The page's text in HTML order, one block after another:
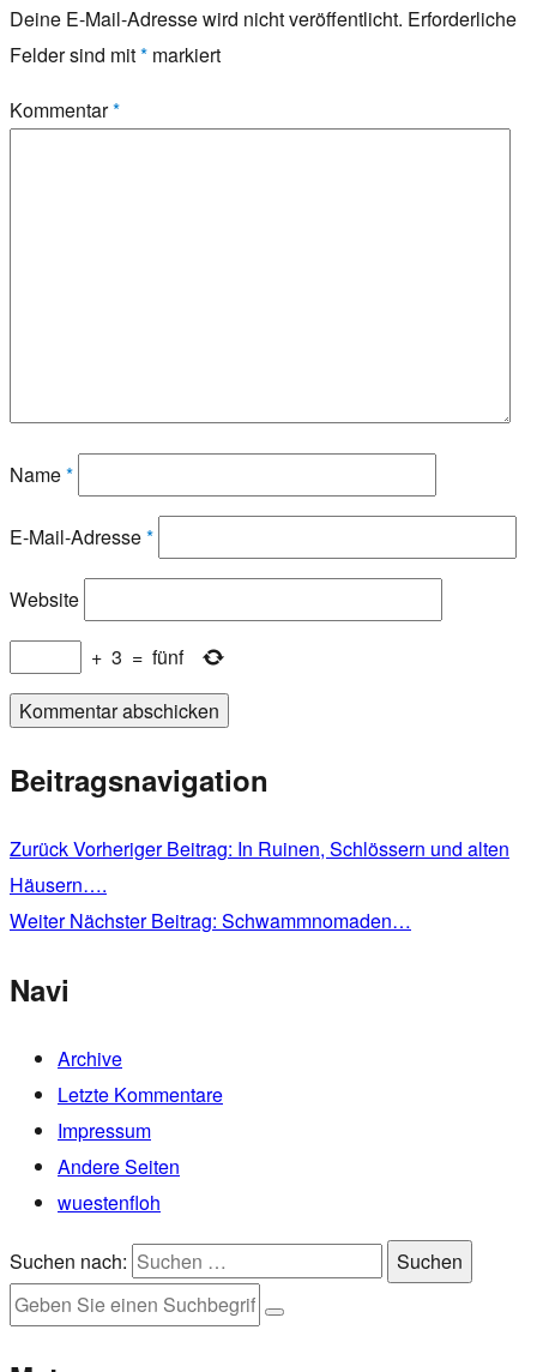
Deine E-Mail-Adresse wird nicht veröffentlicht. Erforderliche
Felder sind mit* markiert
Kommentar*
Name*
E-Mail-Adresse*
Website
+ 3 = fünf
Beitragsnavigation
ZurückVorheriger Beitrag: In Ruinen, Schlössern und alten
Häusern….
Weiter Nächster Beitrag: Schwammnomaden…
Navi
Archive
Letzte Kommentare
Impressum
Andere Seiten
wuestenfloh
Suchen nach: Suchen